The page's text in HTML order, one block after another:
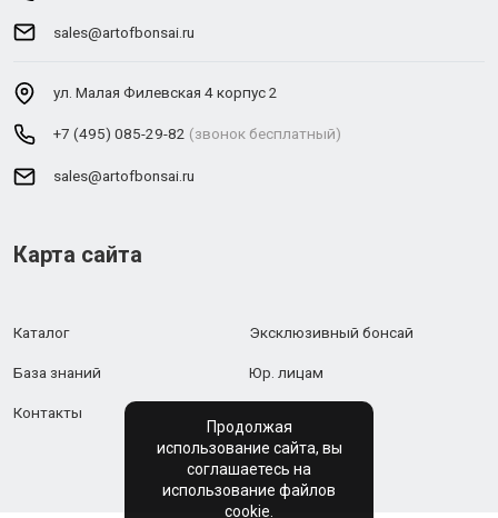
sales@artofbonsai.ru
ул. Малая Филевская 4 корпус 2
+7 (495) 085-29-82 (звонок бесплатный)
sales@artofbonsai.ru
Карта сайта
Каталог Эксклюзивный бонсай
База знаний Юр. лицам
Контакты
Продолжая
использование сайта, вы
соглашаетесь на
использование файлов
cookie.